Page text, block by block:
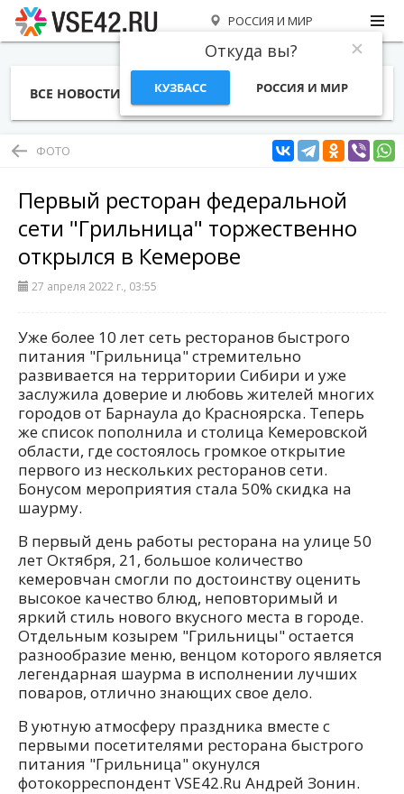
РОССИЯ И МИР
Откуда вы?
КУЗБАСС РОССИЯ И МИР
ВСЕ НОВОСТИ СТАТЬИ ТЕМЫ ФОТО
ФОТО
Первый ресторан федеральной
сети "Грильница" торжественно
открылся в Кемерове
27 апреля 2022 г., 03:55
Уже более 10 лет сеть ресторанов быстрого
питания "Грильница" стремительно
развивается на территории Сибири и уже
заслужила доверие и любовь жителей многих
городов от Барнаула до Красноярска. Теперь
же список пополнила и столица Кемеровской
области, где состоялось громкое открытие
первого из нескольких ресторанов сети.
Бонусом мероприятия стала 50% скидка на
шаурму.
В первый день работы ресторана на улице 50
лет Октября, 21, большое количество
кемеровчан смогли по достоинству оценить
высокое качество блюд, неповторимый и
яркий стиль нового вкусного места в городе.
Отдельным козырем "Грильницы" остается
разнообразие меню, венцом которого является
легендарная шаурма в исполнении лучших
поваров, отлично знающих свое дело.
В уютную атмосферу праздника вместе с
первыми посетителями ресторана быстрого
питания "Грильница" окунулся
фотокорреспондент VSE42.Ru Андрей Зонин.